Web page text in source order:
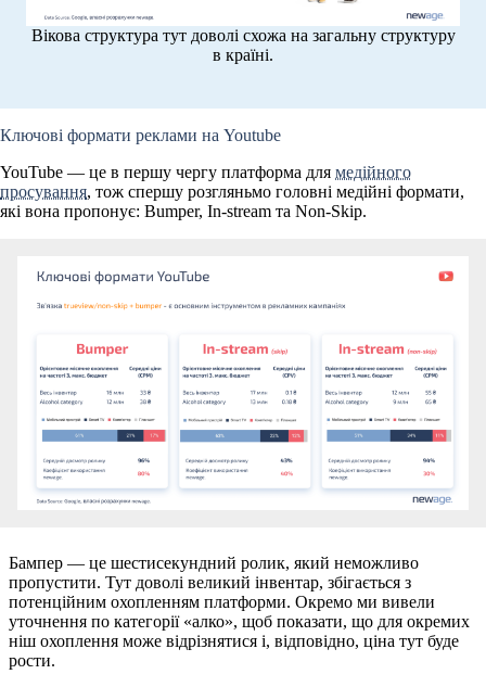
Вікова структура тут доволі схожа на загальну структуру
в країні.
Ключові формати реклами на Youtube
YouTube — це в першу чергу платформа для медійного
просування, тож спершу розгляньмо головні медійні формати,
які вона пропонує: Bumper, In-stream та Non-Skip.
Бампер — це шестисекундний ролик, який неможливо
пропустити. Тут доволі великий інвентар, збігається з
потенційним охопленням платформи. Окремо ми вивели
уточнення по категорії «алко», щоб показати, що для окремих
ніш охоплення може відрізнятися і, відповідно, ціна тут буде
рости.